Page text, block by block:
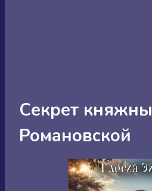
Секрет княжны
Романовской